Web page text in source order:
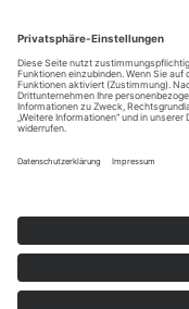
WIR VERSENDEN MIT